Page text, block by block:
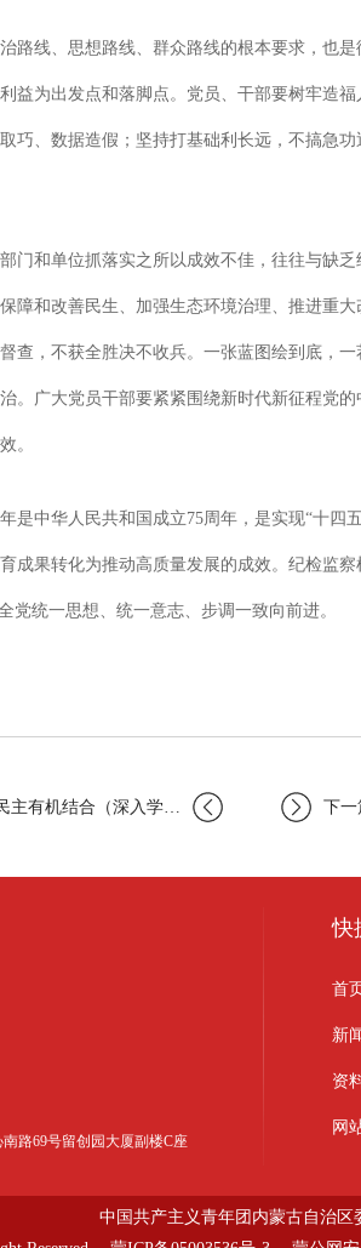
路线、思想路线、群众路线的根本要求，也
益为出发点和落脚点。党员、干部要树牢造
巧、数据造假；坚持打基础利长远，不搞急
门和单位抓落实之所以成效不佳，往往与缺
障和改善民生、加强生态环境治理、推进重
查，不获全胜决不收兵。一张蓝图绘到底，
。广大党员干部要紧紧围绕新时代新征程党
。
是中华人民共和国成立75周年，是实现“十
成果转化为推动高质量发展的成效。纪检监
党统一思想、统一意志、步调一致向前进。
主有机结合（深入学… 下一
路69号留创园大厦副楼C座
快
首
新
资
网
中国共产主义青年团内蒙古自治区